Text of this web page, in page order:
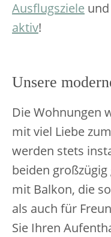
Ausflugsziele
aktiv!
Unsere
Die Wohnungen
mit viel Liebe
werden stets
beiden
mit Balkon, die
als auch für
Sie Ihren